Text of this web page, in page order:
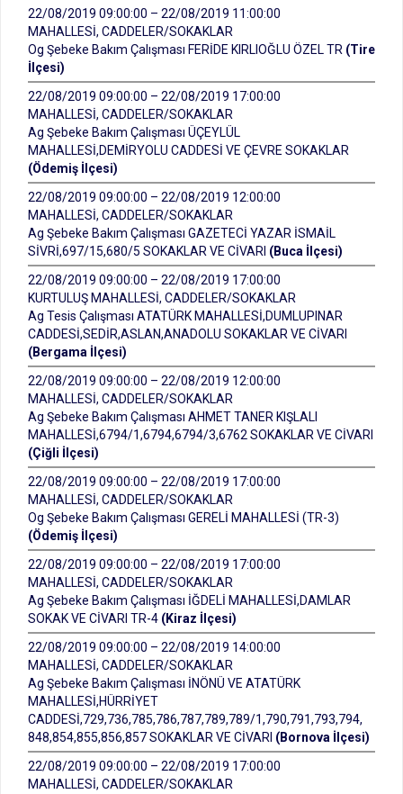
22/08/2019 09:00:00 – 22/08/2019 11:00:00
MAHALLESİ, CADDELER/SOKAKLAR
Og Şebeke Bakım Çalışması FERİDE KIRLIOĞLU ÖZEL TR (Tire
İlçesi)
22/08/2019 09:00:00 – 22/08/2019 17:00:00
MAHALLESİ, CADDELER/SOKAKLAR
Ag Şebeke Bakım Çalışması ÜÇEYLÜL
MAHALLESİ,DEMİRYOLU CADDESİ VE ÇEVRE SOKAKLAR
(Ödemiş İlçesi)
22/08/2019 09:00:00 – 22/08/2019 12:00:00
MAHALLESİ, CADDELER/SOKAKLAR
Ag Şebeke Bakım Çalışması GAZETECİ YAZAR İSMAİL
SİVRİ,697/15,680/5 SOKAKLAR VE CİVARI (Buca İlçesi)
22/08/2019 09:00:00 – 22/08/2019 17:00:00
KURTULUŞ MAHALLESİ, CADDELER/SOKAKLAR
Ag Tesis Çalışması ATATÜRK MAHALLESİ,DUMLUPINAR
CADDESİ,SEDİR,ASLAN,ANADOLU SOKAKLAR VE CİVARI
(Bergama İlçesi)
22/08/2019 09:00:00 – 22/08/2019 12:00:00
MAHALLESİ, CADDELER/SOKAKLAR
Ag Şebeke Bakım Çalışması AHMET TANER KIŞLALI
MAHALLESİ,6794/1,6794,6794/3,6762 SOKAKLAR VE CİVARI
(Çiğli İlçesi)
22/08/2019 09:00:00 – 22/08/2019 17:00:00
MAHALLESİ, CADDELER/SOKAKLAR
Og Şebeke Bakım Çalışması GERELİ MAHALLESİ (TR-3)
(Ödemiş İlçesi)
22/08/2019 09:00:00 – 22/08/2019 17:00:00
MAHALLESİ, CADDELER/SOKAKLAR
Ag Şebeke Bakım Çalışması İĞDELİ MAHALLESİ,DAMLAR
SOKAK VE CİVARI TR-4 (Kiraz İlçesi)
22/08/2019 09:00:00 – 22/08/2019 14:00:00
MAHALLESİ, CADDELER/SOKAKLAR
Ag Şebeke Bakım Çalışması İNÖNÜ VE ATATÜRK
MAHALLESİ,HÜRRİYET
CADDESİ,729,736,785,786,787,789,789/1,790,791,793,794,
848,854,855,856,857 SOKAKLAR VE CİVARI (Bornova İlçesi)
22/08/2019 09:00:00 – 22/08/2019 17:00:00
MAHALLESİ, CADDELER/SOKAKLAR